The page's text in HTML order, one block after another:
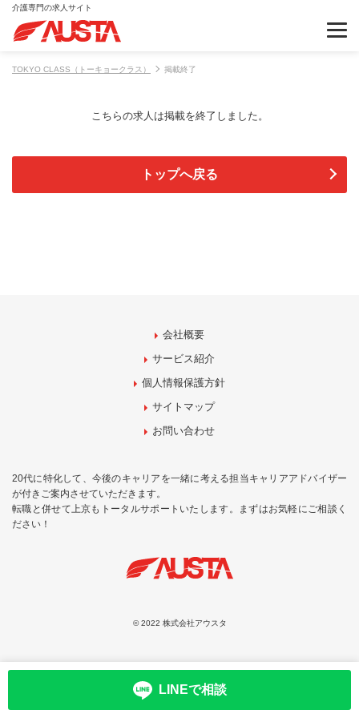
介護専門の求人サイト
TOKYO CLASS（トーキョークラス） 掲載終了
こちらの求人は掲載を終了しました。
トップへ戻る
LINEで相談
会社概要
サービス紹介
個人情報保護方針
サイトマップ
お問い合わせ
20代に特化して、今後のキャリアを一緒に考える担当キャリアアドバイザー
が付きご案内させていただきます。
転職と併せて上京もトータルサポートいたします。まずはお気軽にご相談く
ださい！
© 2022 株式会社アウスタ